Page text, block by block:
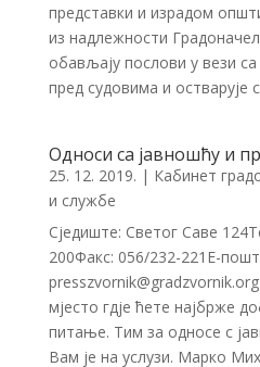
представки и израдом
из надлежности
обављају послови у вези
пред судовима и остварује
Односи са јавношћу и
25. 12. 2019. | Кабинет
и службе
Сједиште: Светог Саве
200Факс: 056/232-221Е-
мјесто гдје ћете најбрже
питање. Тим за односе с
Вам је на услузи. Марко